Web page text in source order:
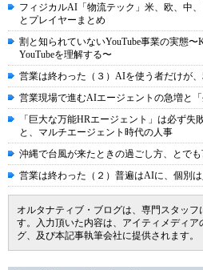
フィジカルAI「物流テック」米、欧、中
とプレイヤーまとめ
割と知られていないYouTube事業の実態
YouTubeを理解する〜
営業は終わった（３）AIを使う者だけが
営業現場で進むAIエージェントの急増と
「巨大な万能HRエージェント」は必ず失
と、マルチエージェント時代の人事
沖縄で台風が来たときの過ごし方、とで
営業は終わった（２）普遍はAIに、個別
オルタナティブ・ブログは、専門スタッフ
す。入力頂いた内容は、アイティメディア
グ、及び本記事執筆会社に提供されます。